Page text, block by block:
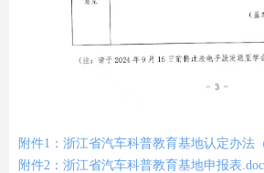
附件1：浙江省汽车科普教育基地认定办法
附件2：浙江省汽车科普教育基地申报表.doc